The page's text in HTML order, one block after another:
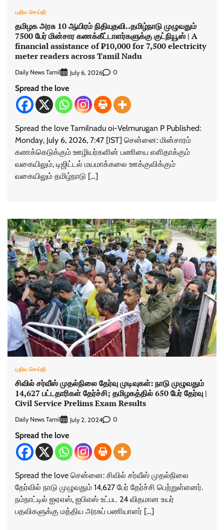
புதிய செய்தி
தமிழக அரசு 10 ஆயிரம் நிதியுதவி..தமிழ்நாடு முழுவதும்
7500 பேர் மின்சார கணக்கீட்டாளர்களுக்கு குட்நியூஸ் | A
financial assistance of ₹10,000 for 7,500 electricity
meter readers across Tamil Nadu
Daily News Tamil July 6, 2026 0
Spread the love
Spread the love Tamilnadu oi-Velmurugan P Published:
Monday, July 6, 2026, 7:47 [IST] சென்னை: மின்சாரம்
கணக்கெடுக்கும் ஊழியர்களின் பணியை எளிதாக்கும்
வகையிலும், டிஜிட்டல் மயமாக்கலை ஊக்குவிக்கும்
வகையிலும் தமிழ்நாடு […]
புதிய செய்தி
சிவில் சர்வீஸ் முதல்நிலை தேர்வு முடிவுகள்: நாடு முழுவதும்
14,627 பட்டதாரிகள் தேர்ச்சி; தமிழகத்தில் 650 பேர் தேர்வு |
Civil Service Prelims Exam Results
Daily News Tamil July 2, 2024 0
Spread the love
Spread the love சென்னை: சிவில் சர்வீஸ் முதல்நிலை
தேர்வில் நாடு முழுவதும் 14,627 பேர் தேர்ச்சி பெற்றுள்ளனர்.
நம்நாட்டில் ஐஏஎஸ், ஐபிஎஸ் உட்பட 24 விதமான உயர்
பதவிகளுக்கு மத்திய அரசுப் பணியாளர் […]